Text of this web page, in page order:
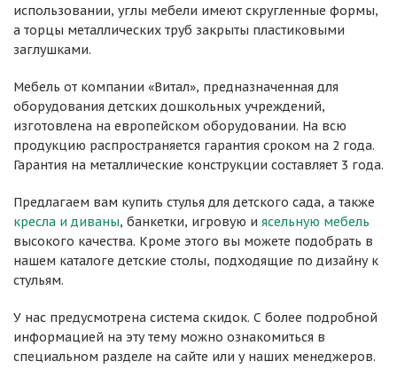
использовании, углы мебели имеют скругленные формы,
а торцы металлических труб закрыты пластиковыми
заглушками.
Мебель от компании «Витал», предназначенная для
оборудования детских дошкольных учреждений,
изготовлена на европейском оборудовании. На всю
продукцию распространяется гарантия сроком на 2 года.
Гарантия на металлические конструкции составляет 3 года.
Предлагаем вам купить стулья для детского сада, а также
кресла и диваны, банкетки, игровую и ясельную мебель
высокого качества. Кроме этого вы можете подобрать в
нашем каталоге детские столы, подходящие по дизайну к
стульям.
У нас предусмотрена система скидок. С более подробной
информацией на эту тему можно ознакомиться в
специальном разделе на сайте или у наших менеджеров.